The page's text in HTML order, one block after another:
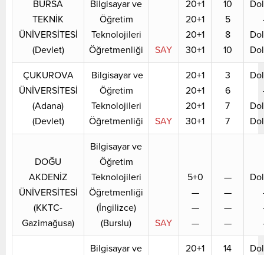
BURSA
TEKNİK
ÜNİVERSİTESİ
(Devlet)
Bilgisayar ve
Öğretim
Teknolojileri
Öğretmenliği
SAY
20+1
20+1
20+1
30+1
10
5
8
10
ÇUKUROVA
ÜNİVERSİTESİ
(Adana)
(Devlet)
Bilgisayar ve
Öğretim
Teknolojileri
Öğretmenliği
SAY
20+1
20+1
20+1
30+1
3
6
7
7
DOĞU
AKDENİZ
ÜNİVERSİTESİ
(KKTC-
Gazimağusa)
Bilgisayar ve
Öğretim
Teknolojileri
Öğretmenliği
(İngilizce)
(Burslu)
SAY
5+0
—
—
—
—
—
—
—
Bilgisayar ve
20+1
14